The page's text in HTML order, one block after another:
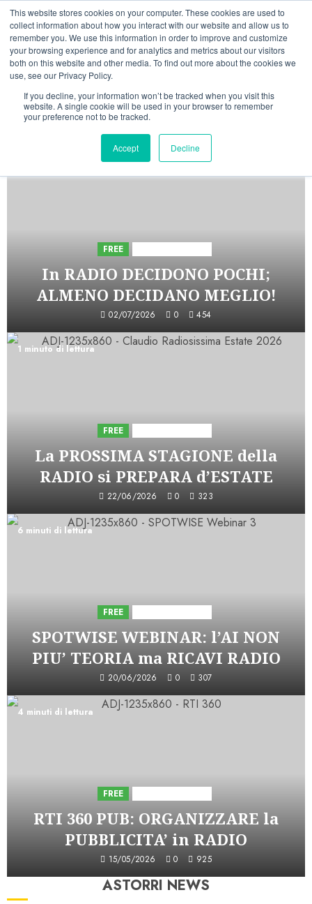
This website stores cookies on your computer. These cookies are used to
collect information about how you interact with our website and allow us to
remember you. We use this information in order to improve and customize
your browsing experience and for analytics and metrics about our visitors
both on this website and other media. To find out more about the cookies we
use, see our Privacy Policy.
If you decline, your information won’t be tracked when you visit this
website. A single cookie will be used in your browser to remember
your preference not to be tracked.
Accept Decline
Vai
contenuto
06/08/202620:20:19
LinkedinFacebook
X TelegramWhatsappMastodon
INIZIATIVE ASTORRI
FREE
In RADIO DECIDONO POCHI;
ALMENO DECIDANO MEGLIO!
02/07/2026 0 454
1 minuto di lettura
FREE
La PROSSIMA STAGIONE della
RADIO si PREPARA d’ESTATE
22/06/2026 0 323
6 minuti di lettura
FREE
SPOTWISE WEBINAR: l’AI NON
PIU’ TEORIA ma RICAVI RADIO
20/06/2026 0 307
4 minuti di lettura
FREE
RTI 360 PUB: ORGANIZZARE la
PUBBLICITA’ in RADIO
15/05/2026 0 925
ASTORRI NEWS